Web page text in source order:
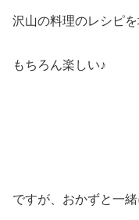
沢山の料理のレシピを
もちろん楽しい♪
ですが、おかずと一